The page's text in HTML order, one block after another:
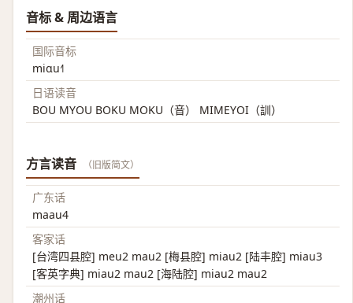
音标 & 周边语言
国际音标
miɑu˧˥
日语读音
BOU MYOU BOKU MOKU（音） MIMEYOI（訓）
方言读音 （旧版简文）
广东话
maau4
客家话
[台湾四县腔] meu2 mau2 [梅县腔] miau2 [陆丰腔] miau3
[客英字典] miau2 mau2 [海陆腔] miau2 mau2
潮州话